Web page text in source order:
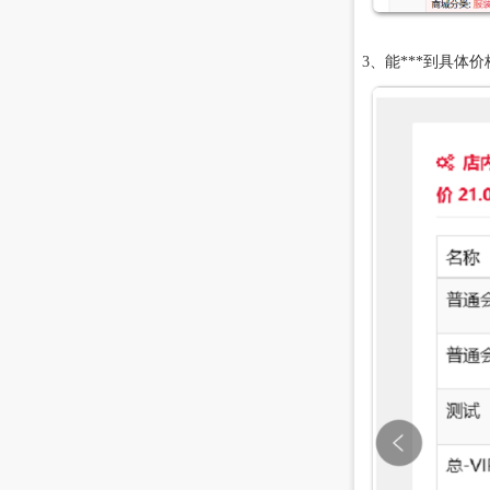
3、能***到具体价